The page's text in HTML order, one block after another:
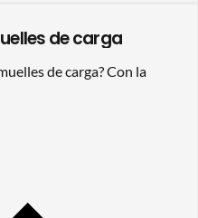
de carga
de carga? Con la